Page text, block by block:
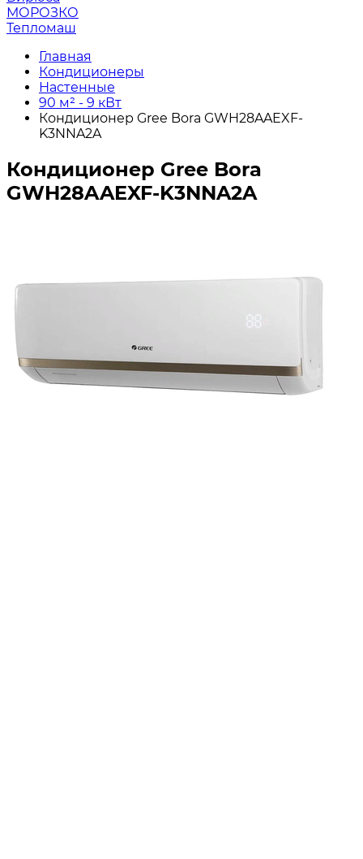
МОРОЗКО
Тепломаш
Главная
Кондиционеры
Настенные
90 м² - 9 кВт
Кондиционер Gree Bora GWH28AAEXF-
K3NNA2A
Кондиционер Gree Bora
GWH28AAEXF-K3NNA2A